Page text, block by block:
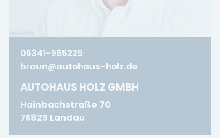
06341-965225
braun@autohaus-holz.de
AUTOHAUS HOLZ GMBH
Hainbachstraße 70
76829 Landau